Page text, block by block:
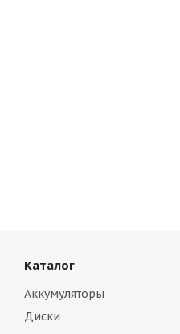
Каталог
Аккумуляторы
Диски